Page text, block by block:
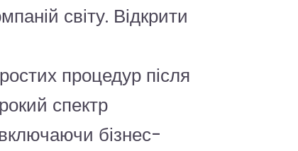
світу. Відкрити
процедур після
спектр
бізнес-